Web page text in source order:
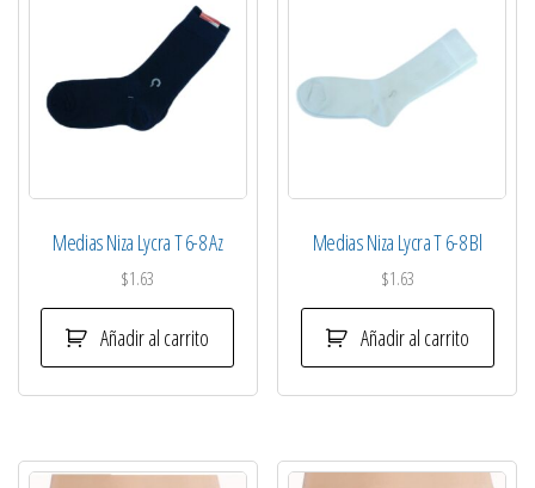
Medias Niza Lycra T 6-8 Az
$1.63
Añadir al carrito
Medias Niza Lycra T 6-8 Bl
$1.63
Añadir al carrito